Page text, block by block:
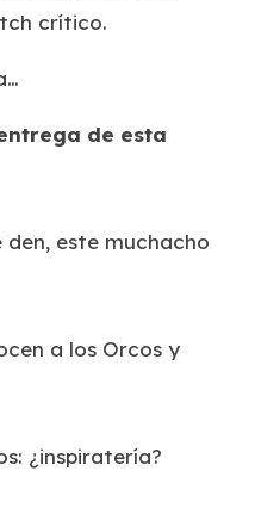
crítico.
de esta
este muchacho
a los Orcos y
¿inspiratería?